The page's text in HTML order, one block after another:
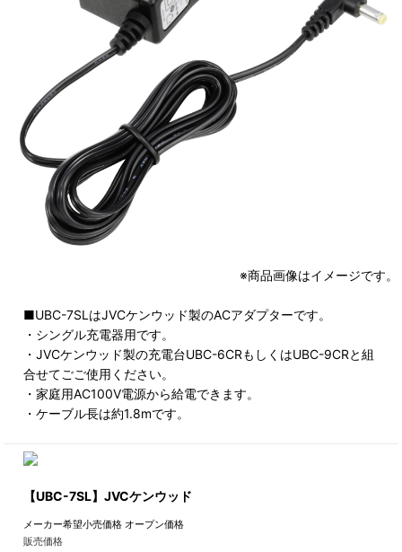
※商品画像はイメージです。
■UBC-7SLはJVCケンウッド製のACアダプターです。
・シングル充電器用です。
・JVCケンウッド製の充電台UBC-6CRもしくはUBC-9CRと組
合せてごご使用ください。
・家庭用AC100V電源から給電できます。
・ケーブル長は約1.8mです。
【UBC-7SL】JVCケンウッド
メーカー希望小売価格 オープン価格
販売価格